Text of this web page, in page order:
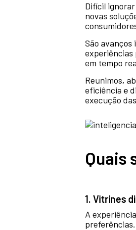
Difícil
novas
São
experiências
em tempo
Reunimos,
eficiência e
execução
Quais
1. Vitrines
A
preferências.